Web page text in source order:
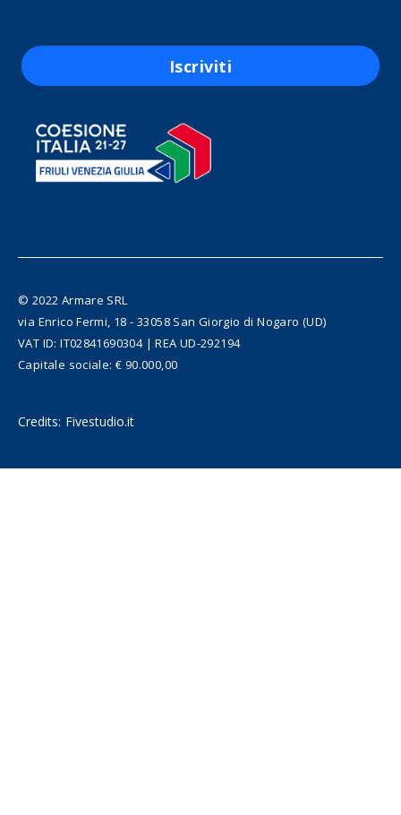
Iscriviti
© 2022 Armare SRL
via Enrico Fermi, 18 - 33058 San Giorgio di Nogaro (UD)
VAT ID: IT02841690304 | REA UD-292194
Capitale sociale: € 90.000,00
Credits: Fivestudio.it